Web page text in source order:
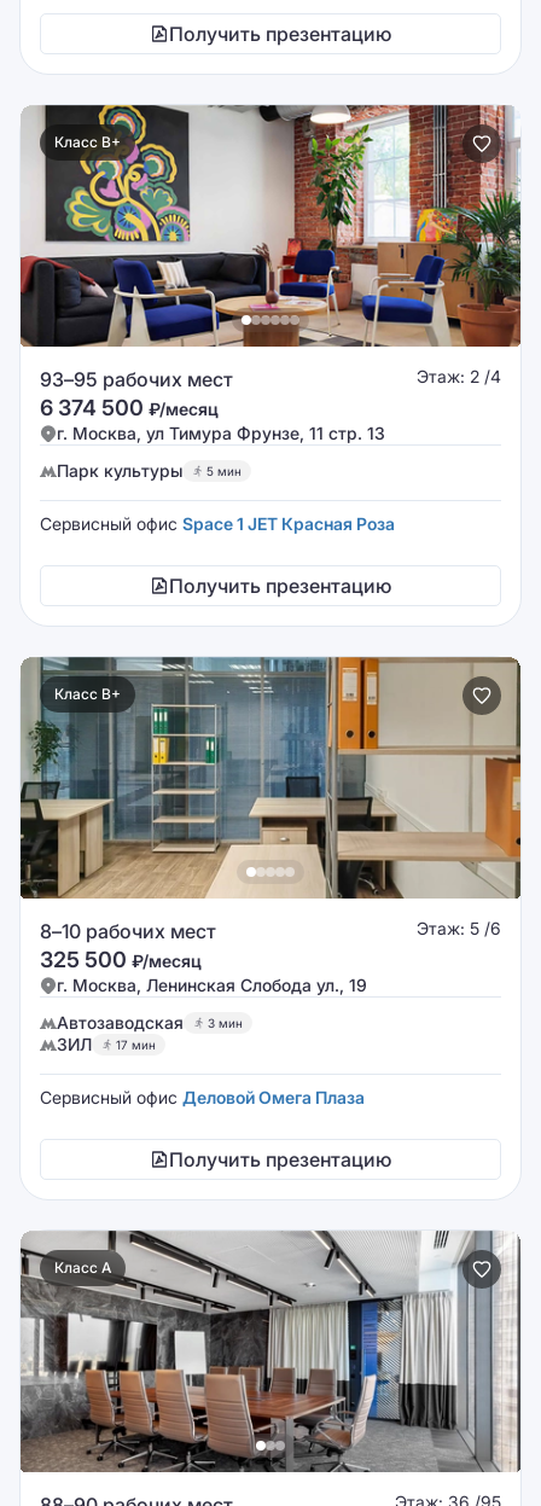
Получить презентацию
Класс B+
93–95 рабочих мест Этаж: 2 /4
6 374 500 ₽/месяц
г. Москва, ул Тимура Фрунзе, 11 стр. 13
Парк культуры
5 мин
Сервисный офис Space 1 JET Красная Роза
Получить презентацию
Класс B+
8–10 рабочих мест Этаж: 5 /6
325 500 ₽/месяц
г. Москва, Ленинская Слобода ул., 19
Автозаводская
3 мин
ЗИЛ 17 мин
Сервисный офис Деловой Омега Плаза
Получить презентацию
Класс A
Этаж: 36 /95